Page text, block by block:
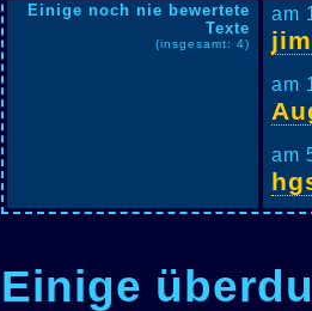
Einige noch nie bewertete
Texte
(insgesamt: 4)
am
am
am
Einige